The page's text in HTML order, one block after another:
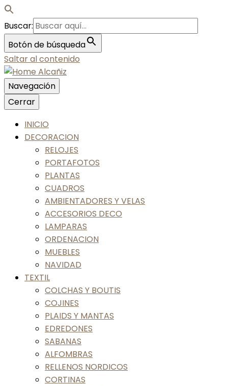
Buscar:
Botón de búsqueda
Saltar al contenido
Home Alcañiz
Nos gusta tu casa, nos gustas tú
Navegación
Cerrar
INICIO
DECORACION
RELOJES
PORTAFOTOS
PLANTAS
CUADROS
AMBIENTADORES Y VELAS
ACCESORIOS DECO
LAMPARAS
ORDENACION
MUEBLES
NAVIDAD
TEXTIL
COLCHAS Y BOUTIS
COJINES
PLAIDS Y MANTAS
EDREDONES
SABANAS
ALFOMBRAS
RELLENOS NORDICOS
CORTINAS